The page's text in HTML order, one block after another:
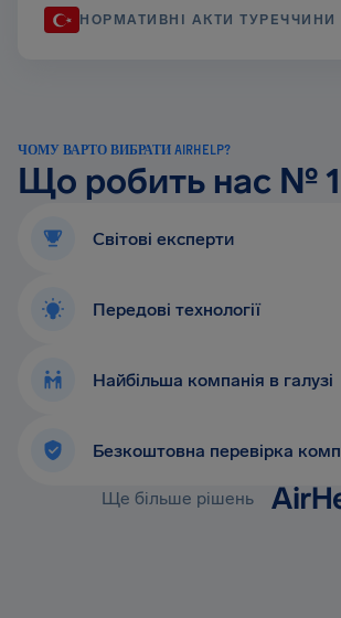
НОРМАТИВНІ АКТИ ТУРЕЧЧИНИ
ЧОМУ ВАРТО ВИБРАТИ AIRHELP?
Що робить нас № 1
Світові експерти
Передові технології
Найбільша компанія в галузі
Безкоштовна перевірка
Ще більше рішень